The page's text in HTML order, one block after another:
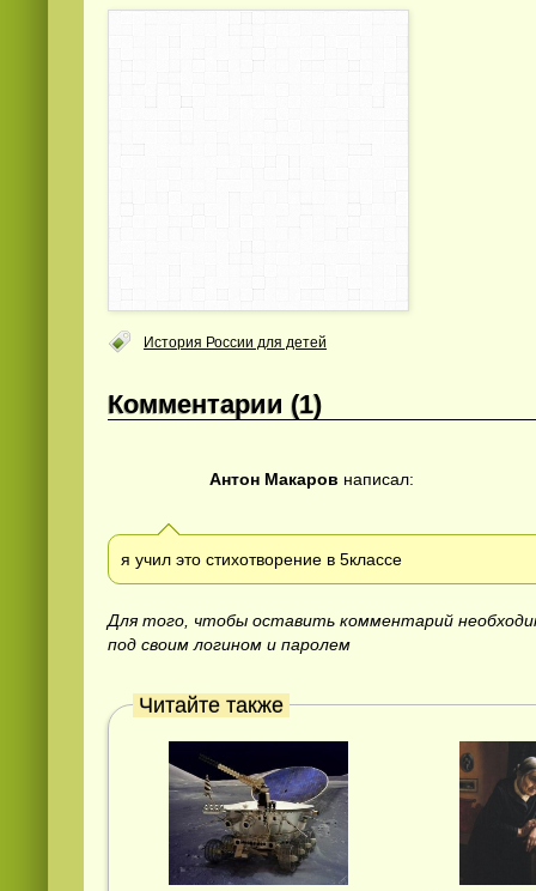
История России для детей
Комментарии (1)
Антон Макаров написал:
я учил это стихотворение в 5классе
Для того, чтобы оставить комментарий
под своим логином и паролем
Читайте также